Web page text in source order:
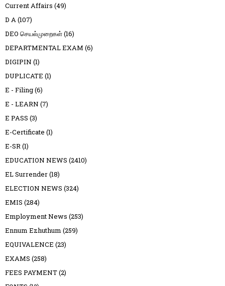
Current Affairs (49)
D A(107)
DEO செயல்முறைகள்(16)
DEPARTMENTAL EXAM (6)
DIGIPIN (1)
DUPLICATE (1)
E - Filing(6)
E - LEARN (7)
E PASS (3)
E-Certificate (1)
E-SR(1)
EDUCATION NEWS (2410)
EL Surrender(18)
ELECTION NEWS (324)
EMIS (284)
Employment News (253)
Ennum Ezhuthum (259)
EQUIVALENCE (23)
EXAMS (258)
FEES PAYMENT(2)